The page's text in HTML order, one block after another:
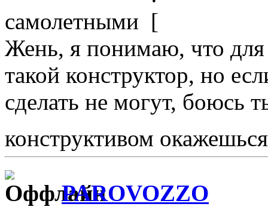
самолетными
Жень, я понимаю, что для
такой конструктор, но
сделать не могут, боюсь
конструктивом
PAROVOZZO